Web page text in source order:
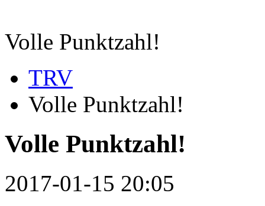
Volle Punktzahl!
TRV
Volle Punktzahl!
Volle Punktzahl!
2017-01-15 20:05